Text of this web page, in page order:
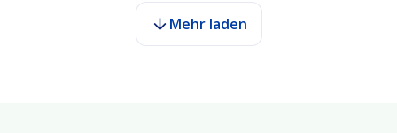
Mitarbeitenden unabhängig von Schicht oder
Sprache, und die Integration mit bestehender
Mehr laden